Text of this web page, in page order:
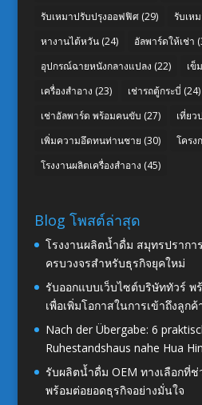
รับเหมาปรับปรุงออฟฟิศ(29) รับเห
หางานไต้หวัน(24) อัลพาร์ดให้เช่า
อุปกรณ์ฉายหนังกลางแปลง (22) เข็
เครื่องสำอาง (23) เช่ารถตู้กระบี่ (24)
เช่าอัลพาร์ด พร้อมคนขับ (27) เที่ยว
เพิ่มความอึดทนท่านชาย (30) โครง
โรงงานผลิตเครื่องสำอาง (45)
Blog โพสต์ล่าสุด
โรงงานผลิตน้ำดื่ม สมุทรปราก
ครบวงจรสำหรับธุรกิจยุคใหม่
รับออกแบบเว็บไซต์บริษัททัวร์ พ
เพื่อเพิ่มโอกาสในการเข้าถึงลูกค้
Nach der Übergabe: 6
Ruhestandshaus nahe Hua Hin
รับผลิตน้ำดื่ม OEM ทางเลือกที่
พร้อมต่อยอดธุรกิจอย่างมั่นใจ